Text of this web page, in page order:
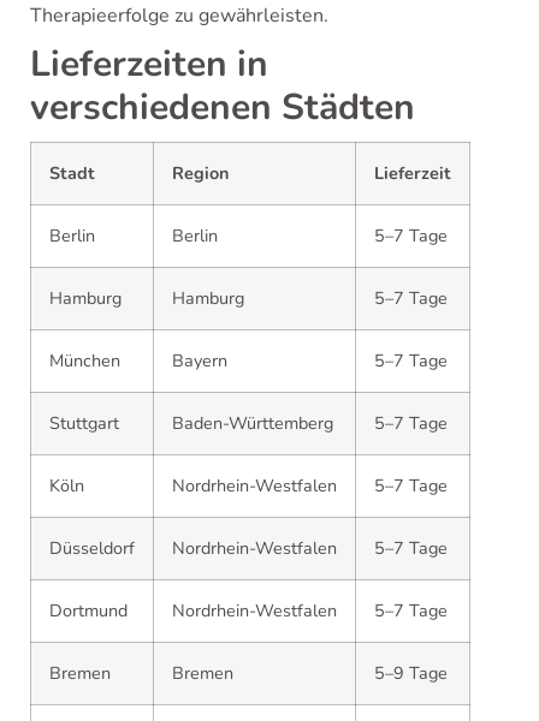
Therapieerfolge zu gewährleisten.
Lieferzeiten in
verschiedenen Städten
Stadt Region Lieferzeit
Berlin Berlin 5–7 Tage
Hamburg Hamburg 5–7 Tage
München Bayern 5–7 Tage
Stuttgart Baden-Württemberg 5–7 Tage
Köln Nordrhein-Westfalen 5–7 Tage
Düsseldorf Nordrhein-Westfalen 5–7 Tage
Dortmund Nordrhein-Westfalen 5–7 Tage
Bremen Bremen 5–9 Tage